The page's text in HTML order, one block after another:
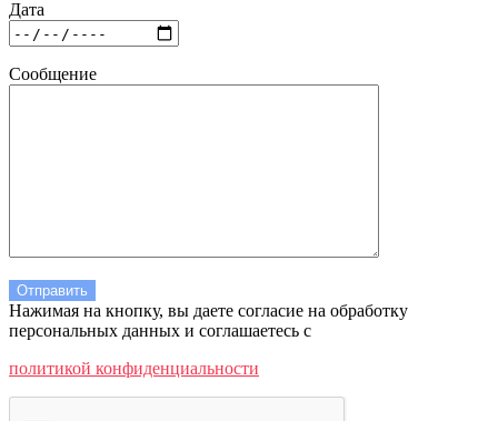
Дата
Сообщение
Нажимая на кнопку, вы даете согласие на обработку
персональных данных и соглашаетесь c
политикой конфиденциальности